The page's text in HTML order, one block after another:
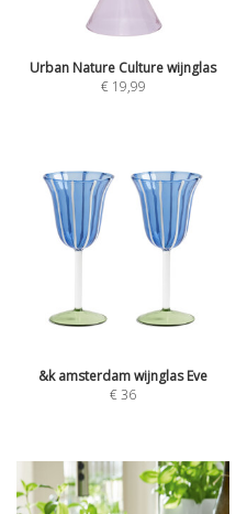
Urban Nature Culture wijnglas
€ 19,99
&k amsterdam wijnglas Eve
€36